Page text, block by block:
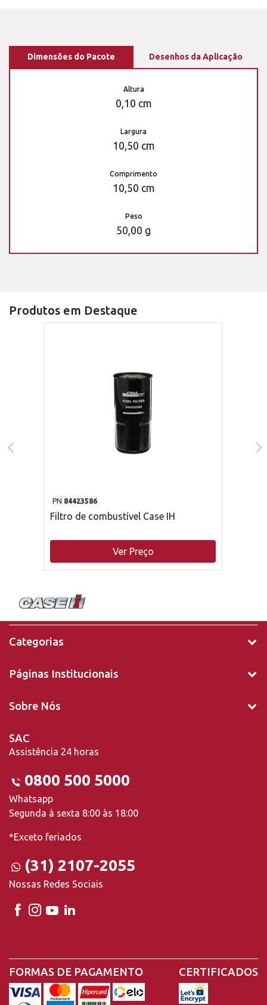
Dimensões do Pacote Desenhos da Aplicação
Altura
0,10 cm
Largura
10,50 cm
Comprimento
10,50 cm
Peso
50,00 g
Produtos em Destaque
PN 84423586
Filtro de combustível Case IH
Ver Preço
Categorias
Páginas Institucionais
Sobre Nós
SAC
Assistência 24 horas
0800 500 5000
Whatsapp
Segunda à sexta 8:00 às 18:00
*Exceto feriados
(31) 2107-2055
Nossas Redes Sociais
FORMAS DE PAGAMENTO CERTIFICADOS